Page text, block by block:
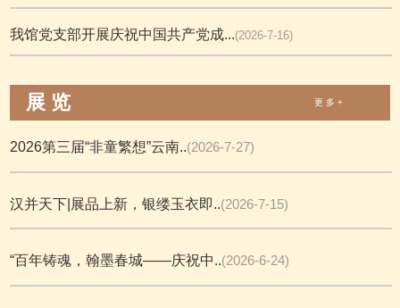
我馆党支部开展庆祝中国共产党成...(2026-7-16)
展 览 更 多 +
2026第三届“非童繁想”云南..(2026-7-27)
汉并天下|展品上新，银缕玉衣即..(2026-7-15)
“百年铸魂，翰墨春城——庆祝中..(2026-6-24)